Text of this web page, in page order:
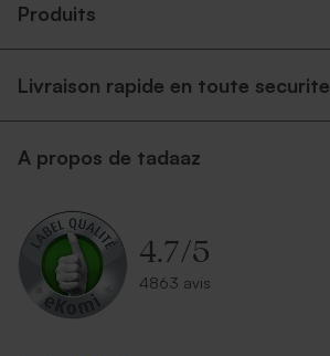
Produits
Livraison rapide en toute securite
A propos de tadaaz
4.7/5
4863 avis